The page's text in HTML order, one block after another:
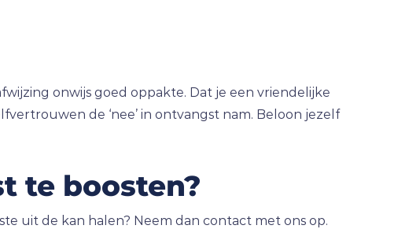
onwijs goed oppakte. Dat je een vriendelijke
de ‘nee’ in ontvangst nam. Beloon jezelf
te boosten?
uit de kan halen? Neem dan contact met ons op.